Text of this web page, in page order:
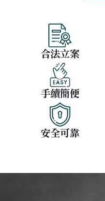
合法立案
手續簡便
安全可靠